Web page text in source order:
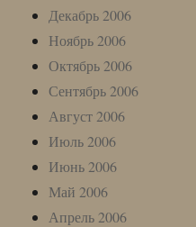
Декабрь 2006
Ноябрь 2006
Октябрь 2006
Сентябрь 2006
Август 2006
Июль 2006
Июнь 2006
Май 2006
Апрель 2006